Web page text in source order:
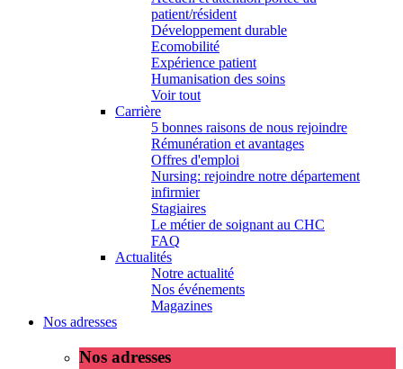
patient/résident
Développement durable
Ecomobilité
Expérience patient
Humanisation des soins
Voir tout
Carrière
5 bonnes raisons de nous rejoindre
Rémunération et avantages
Offres d'emploi
Nursing: rejoindre notre département
infirmier
Stagiaires
Le métier de soignant au CHC
FAQ
Actualités
Notre actualité
Nos événements
Magazines
Nos adresses
Nos adresses